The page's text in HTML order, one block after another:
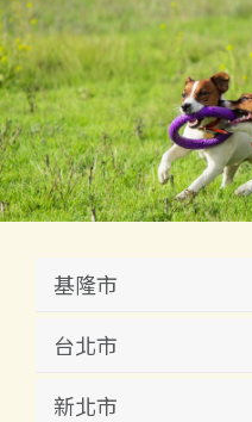
基隆市
台北市
新北市